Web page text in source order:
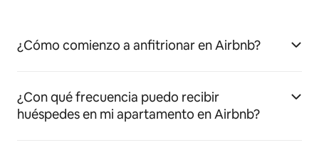
¿Cómo comienzo a anfitrionar en Airbnb?
¿Con qué frecuencia puedo recibir
huéspedes en mi apartamento en Airbnb?